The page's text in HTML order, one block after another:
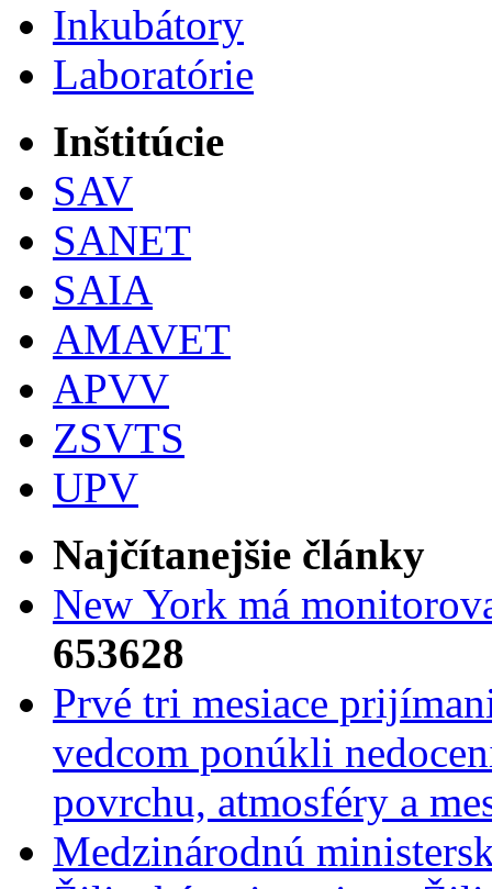
Inkubátory
Laboratórie
Inštitúcie
SAV
SANET
SAIA
AMAVET
APVV
ZSVTS
UPV
Najčítanejšie články
New York má
653628
Prvé tri mesiace
vedcom ponúkli
povrchu, atmosféry a
Medzinárodnú